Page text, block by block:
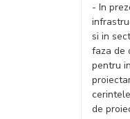
- In
si in
faza de
pentru
de